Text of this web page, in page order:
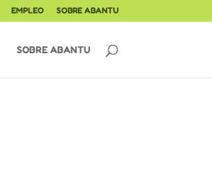
EMPLEO SOBRE ABANTU
SOBRE ABANTU